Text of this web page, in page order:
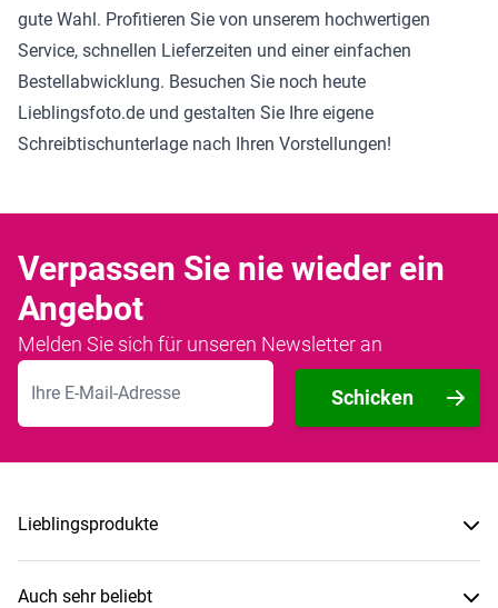
gute Wahl. Profitieren Sie von unserem hochwertigen
Service, schnellen Lieferzeiten und einer einfachen
Bestellabwicklung. Besuchen Sie noch heute
Lieblingsfoto.de und gestalten Sie Ihre eigene
Schreibtischunterlage nach Ihren Vorstellungen!
Verpassen Sie nie wieder ein
Angebot
Melden Sie sich für unseren Newsletter an
E-Mailadresse
Schicken
Lieblingsprodukte
Auch sehr beliebt